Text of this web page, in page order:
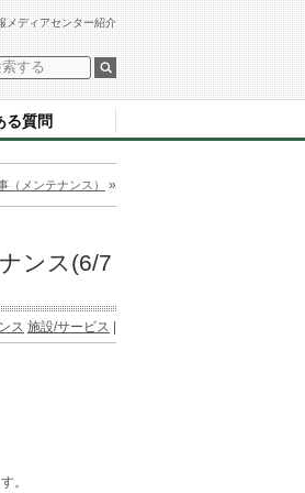
メディアセンター紹介
る質問
（メンテナンス） »
ンス(6/7
ス 施設/サービス
。